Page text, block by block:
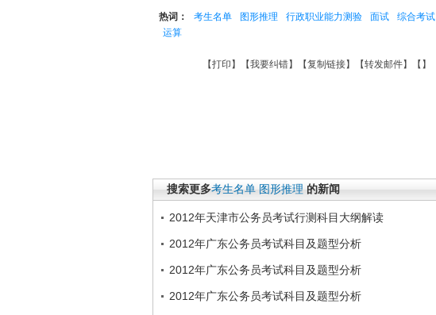
热词： 考生名单 图形推理 行政职业能力测验 面试 综合考试
运算
【打印 】【我要纠错】【复制链接】【转发邮件】【 】
搜索更多考生名单 图形推理 的新闻
2012年天津市公务员考试行测科目大纲解读
2012年广东公务员考试科目及题型分析
2012年广东公务员考试科目及题型分析
2012年广东公务员考试科目及题型分析